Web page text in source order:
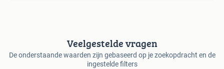
Veelgestelde vragen
De onderstaande waarden zijn gebaseerd op je zoekopdracht en de
ingestelde filters